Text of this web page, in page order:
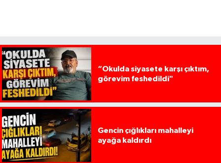
“Okulda siyasete karşı çıktım,
görevim feshedildi"
Gencin çığlıkları mahalleyi
ayağa kaldırdı